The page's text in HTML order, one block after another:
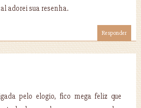
adorei sua resenha.
Responder
pelo elogio, fico mega feliz que